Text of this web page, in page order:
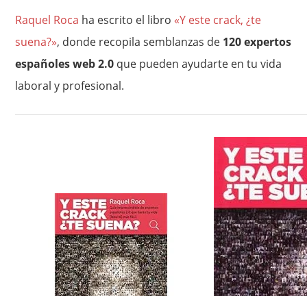
Raquel Roca ha escrito el libro «Y este crack, ¿te
suena?», donde recopila semblanzas de 120 expertos
españoles web 2.0 que pueden ayudarte en tu vida
laboral y profesional.